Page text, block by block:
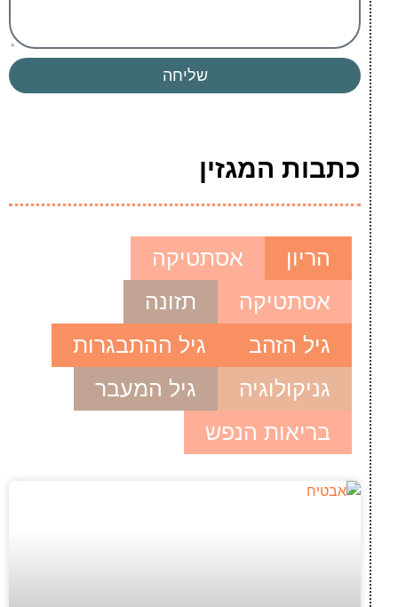
שליחה
כתבות המגזין
הריון
אסתטיקה
אסתטיקה
תזונה
גיל הזהב
גיל ההתבגרות
גניקולוגיה
גיל המעבר
בריאות הנפש